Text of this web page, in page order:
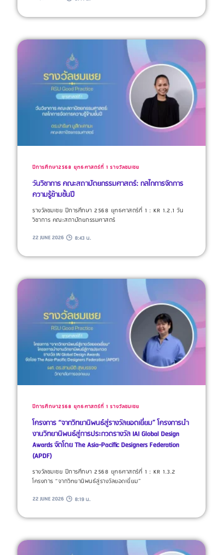
ปีการศึกษา2568 ยุทธศาสตร์ที่ 1 รางวัลชมเชย
วันวิชาการ คณะสถาปัตยกรรมศาสตร์: กลไกการจัดการ
ความรู้ข้ามชั้นปี
รางวัลชมเชย ปีการศึกษา 2568 ยุทธศาสตร์ที่ 1 : KR 1.2.1 วัน
วิชาการ คณะสถาปัตยกรรมศาสตร์
22 JUNE 2026 8:43 น.
ปีการศึกษา2568 ยุทธศาสตร์ที่ 1 รางวัลชมเชย
โครงการ “จากวิทยานิพนธ์สู่รางวัลยอดเยี่ยม” โครงการนำ
งานวิทยานิพนธ์สู่การประกวดรางวัล IAI Global Design
Awards จัดโดย The Asia-Pacific Designers Federation
(APDF)
รางวัลชมเชย ปีการศึกษา 2568 ยุทธศาสตร์ที่ 1 : KR 1.3.2
โครงการ “จากวิทยานิพนธ์สู่รางวัลยอดเยี่ยม”
22 JUNE 2026 8:19 น.